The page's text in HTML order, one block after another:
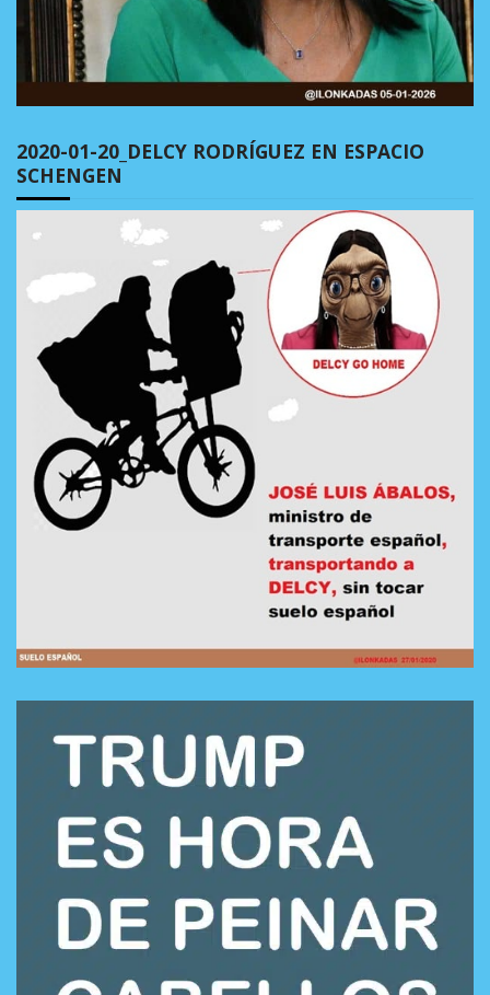
2020-01-20_DELCY RODRÍGUEZ EN ESPACIO
SCHENGEN